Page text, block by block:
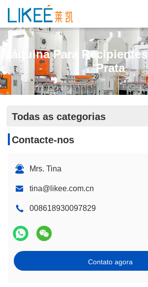
Máquina Para
Prata
Todas as categorias
Contacte-nos
Mrs. Tina
tina@likee.com.cn
008618930097829
Contato agora